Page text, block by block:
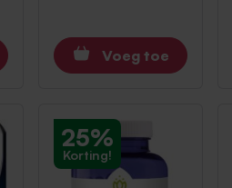
Voeg toe
25%
Korting!